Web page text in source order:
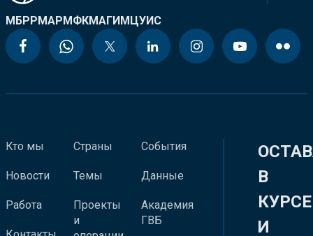
МБРРМАРМФКМАГИМЦУИС
Кто мы
Новости
Работа
Страны
Темы
Проекты
и
События
Данные
Академия
ГВБ
В
КУРСЕ
И